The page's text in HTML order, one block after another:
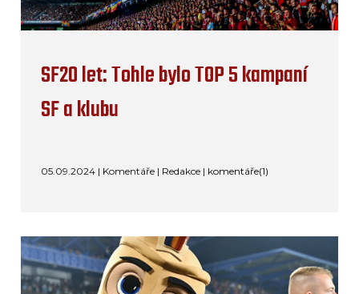
SF20 let: Tohle bylo TOP 5 kampaní
SF a klubu
05.09.2024 | Komentáře | Redakce | komentáře(1)